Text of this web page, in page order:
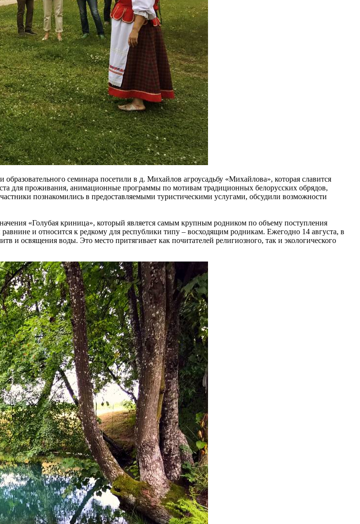
семинара посетили в д. Михайлов агроусадьбу «Михайлова», которая славится
для проживания, анимационные программы по мотивам традиционных белорусских обрядов,
познакомились в предоставляемыми туристическими услугами, обсудили возможности
«Голубая криница», который является самым крупным родником по объему поступления
и относится к редкому для республики типу – восходящим родникам. Ежегодно 14 августа, в
и освящения воды. Это место притягивает как почитателей религиозного, так и экологического